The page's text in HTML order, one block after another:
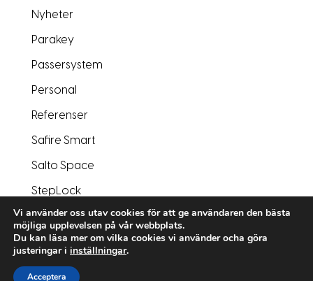
Nyheter
Parakey
Passersystem
Personal
Referenser
Safire Smart
Salto Space
StepLock
Varumärken
Videoreportage

Ring oss
Vi använder oss utav cookies för att ge användaren den bästa
möjliga upplevelsen på vår webbplats.
Du kan läsa mer om vilka cookies vi använder ocha göra
justeringar i inställningar.
Acceptera